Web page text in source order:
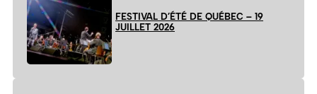
FESTIVAL D’ÉTÉ DE QUÉBEC – 19
JUILLET 2026